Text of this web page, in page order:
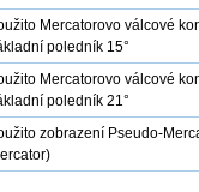
Mercatorovo válcové
poledník 15°
Mercatorovo válcové
poledník 21°
zobrazení Pseudo-